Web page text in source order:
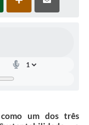
de
um dos três